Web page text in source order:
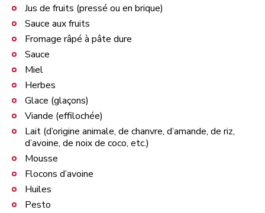
Jus de fruits (pressé ou en brique)
Sauce aux fruits
Fromage râpé à pâte dure
Sauce
Miel
Herbes
Glace (glaçons)
Viande (effilochée)
Lait (d’origine animale, de chanvre, d’amande, de riz,
d’avoine, de noix de coco, etc.)
Mousse
Flocons d’avoine
Huiles
Pesto